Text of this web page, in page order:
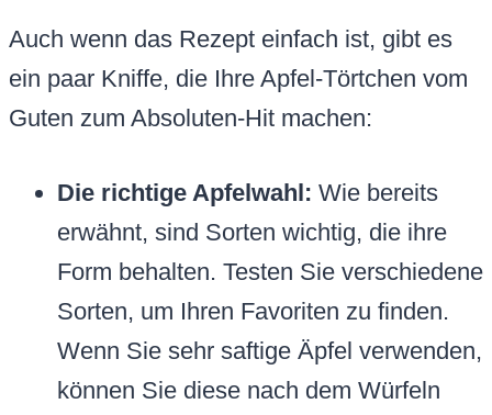
Auch wenn das Rezept einfach ist, gibt es
ein paar Kniffe, die Ihre Apfel-Törtchen vom
Guten zum Absoluten-Hit machen:
Die richtige Apfelwahl: Wie bereits
erwähnt, sind Sorten wichtig, die ihre
Form behalten. Testen Sie verschiedene
Sorten, um Ihren Favoriten zu finden.
Wenn Sie sehr saftige Äpfel verwenden,
können Sie diese nach dem Würfeln